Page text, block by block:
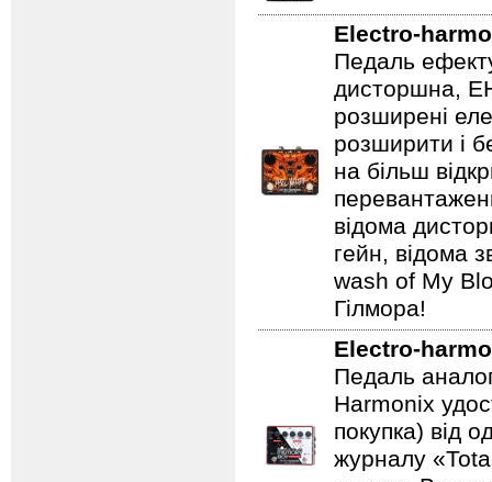
Electro-
Педаль
дисторшна,
розширені
розширити і
на більш
відома
гейн, відома
wash of My
Гілмора!
Electro-
Педаль
Harmonix
покупка) від
журналу